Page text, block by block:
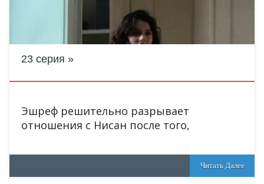
23 серия
Эшреф решительно разрывает
отношения с Нисан после того,
Читать Далее